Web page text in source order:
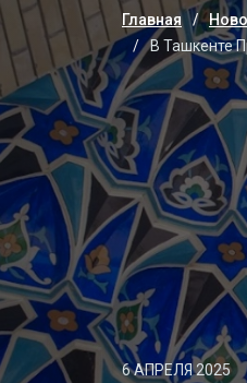
Строка
Главная
В Ташкенте
6 АПРЕЛЯ 2025